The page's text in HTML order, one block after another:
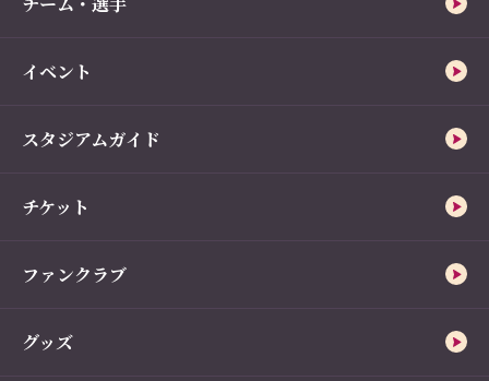
イベント
スタジアムガイド
チケット
ファンクラブ
グッズ